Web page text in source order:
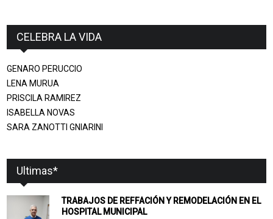
CELEBRA LA VIDA
GENARO PERUCCIO
LENA MURUA
PRISCILA RAMIREZ
ISABELLA NOVAS
SARA ZANOTTI GNIARINI
Ultimas*
TRABAJOS DE REFFACIÓN Y REMODELACIÓN EN EL
HOSPITAL MUNICIPAL